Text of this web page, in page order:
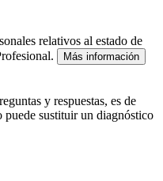
relativos al estado de
Más información
y respuestas, es de
sustituir un diagnóstico